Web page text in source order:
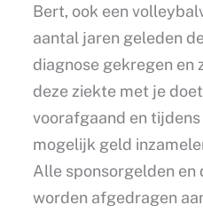
Bert, ook een
aantal jaren geleden
diagnose gekregen en
deze ziekte met je
voorafgaand en
mogelijk geld
Alle sponsorgelden en
worden afgedragen